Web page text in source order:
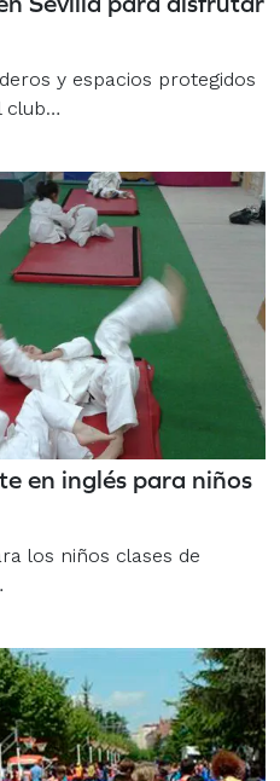
y espacios protegidos
club…
en inglés para niños
los niños clases de